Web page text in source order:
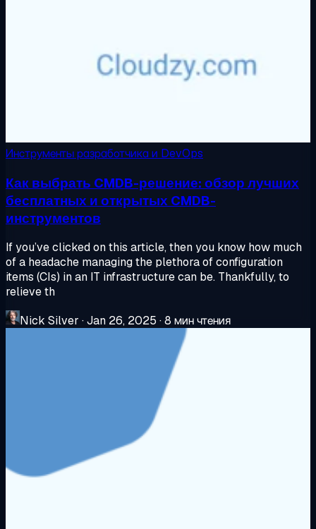
Инструменты разработчика и DevOps
Как выбрать CMDB-решение: обзор лучших
бесплатных и открытых CMDB-
инструментов
If you’ve clicked on this article, then you know how much
of a headache managing the plethora of configuration
items (CIs) in an IT infrastructure can be. Thankfully, to
relieve th
Nick Silver ·Jan 26, 2025 ·8 мин чтения